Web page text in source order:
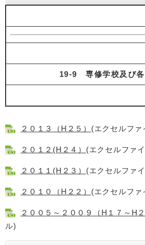
19-9 専修学校及び各
２０１３（H２５） (エクセルファ
２０１２(H２４） (エクセルファ
２０１１(H２３） (エクセルファ
２０１０（H２２） (エクセルファ
２００５～２００９（H１７～H２
ル)